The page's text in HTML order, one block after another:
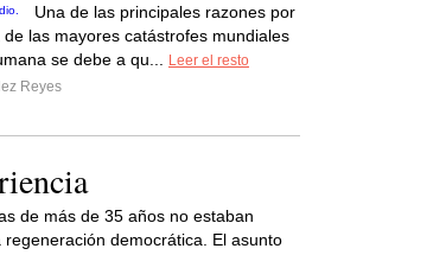
Una de las principales razones por
las mayores catástrofes mundiales
se debe a qu...
Leer el resto
Reyes
de más de 35 años no estaban
democrática. El asunto